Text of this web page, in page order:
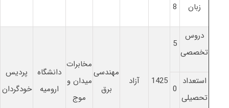
زبان 8
دروس
تخصصی
5
1425 آزاد
مهندسی
برق
مخابرات
میدان و
موج
دانشگاه
ارومیه
پردیس
خودگردان
استعداد
تحصیلی
0